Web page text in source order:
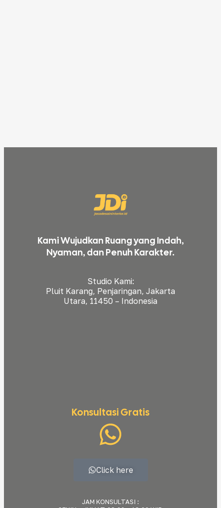
Kami Wujudkan Ruang yang Indah,
Nyaman, dan Penuh Karakter.
Studio Kami:
Pluit Karang, Penjaringan, Jakarta
Utara, 11450 – Indonesia
Konsultasi Gratis
Click here
JAM KONSULTASI :